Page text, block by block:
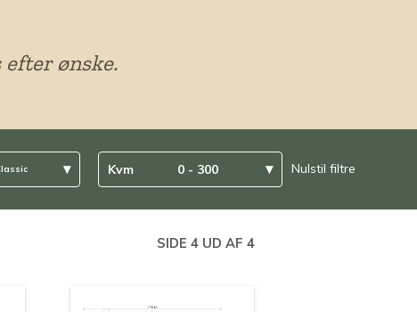
ønske.
▾ Kvm 0 - 300 ▾ Nulstil filtre
SIDE 4 UD AF4